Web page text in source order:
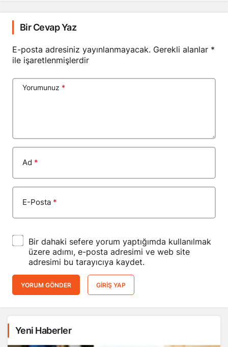
Bir Cevap Yaz
E-posta adresiniz yayınlanmayacak. Gerekli alanlar *
ile işaretlenmişlerdir
Yorumunuz *
Ad *
E-Posta *
Bir dahaki sefere yorum yaptığımda kullanılmak
üzere adımı, e-posta adresimi ve web site
adresimi bu tarayıcıya kaydet.
YORUM GÖNDER GIRIŞ YAP
Yeni Haberler